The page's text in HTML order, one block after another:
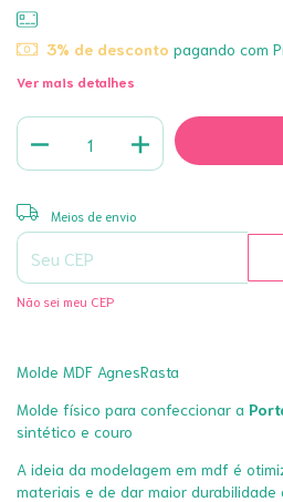
3% de desconto pagando com
Ver mais detalhes
Entregas para o CEP:
Meios de envio
Não sei meu CEP
Molde MDF AgnesRasta
Molde físico para confeccionar a
sintético e couro
A ideia da modelagem em mdf é
materiais e de dar maior durabilidade